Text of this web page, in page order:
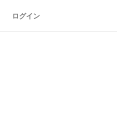
ログイン